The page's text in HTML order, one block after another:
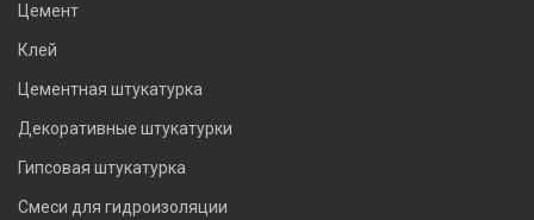
Цемент
Клей
Цементная штукатурка
Декоративные штукатурки
Гипсовая штукатурка
Смеси для гидроизоляции